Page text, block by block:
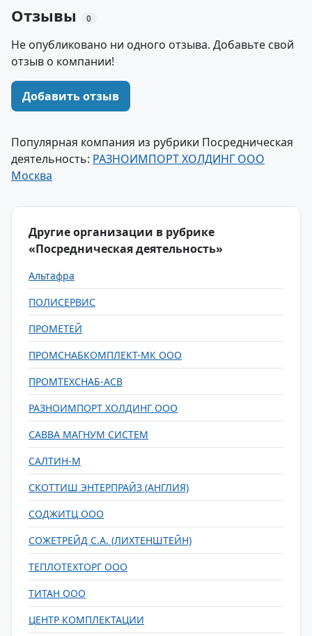
Отзывы 0
Не опубликовано ни одного отзыва. Добавьте свой
отзыв о компании!
Добавить отзыв
Популярная компания из рубрики Посредническая
деятельность: РАЗНОИМПОРТ ХОЛДИНГ ООО
Москва
Другие организации в рубрике
«Посредническая деятельность»
Альтафра
ПОЛИСЕРВИС
ПРОМЕТЕЙ
ПРОМСНАБКОМПЛЕКТ-МК ООО
ПРОМТЕХСНАБ-АСВ
РАЗНОИМПОРТ ХОЛДИНГ ООО
САВВА МАГНУМ СИСТЕМ
САЛТИН-М
СКОТТИШ ЭНТЕРПРАЙЗ (АНГЛИЯ)
СОДЖИТЦ ООО
СОЖЕТРЕЙД С.А. (ЛИХТЕНШТЕЙН)
ТЕПЛОТЕХТОРГ ООО
ТИТАН ООО
ЦЕНТР КОМПЛЕКТАЦИИ